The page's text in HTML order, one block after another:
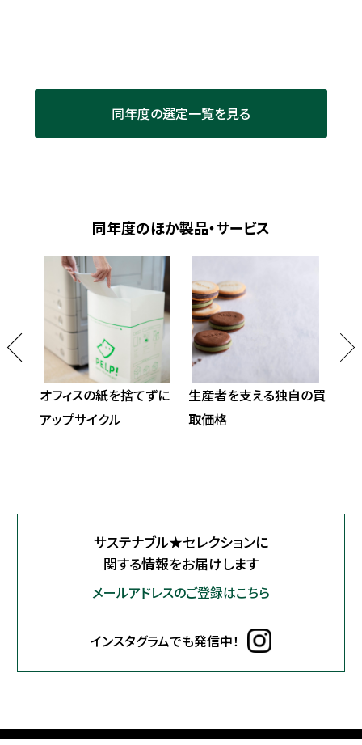
同年度の選定一覧を見る
同年度のほか製品・サービス
オフィスの紙を捨てずに
アップサイクル
生産者を支える独自の買
取価格
サステナブル★セレクションに
関する情報をお届けします
メールアドレスのご登録はこちら
インスタグラムでも発信中！